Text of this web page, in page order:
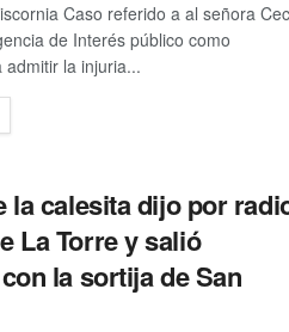
Caso referido a al señora
de Interés público como
la injuria...
la calesita dijo por
La Torre y salió
la sortija de San